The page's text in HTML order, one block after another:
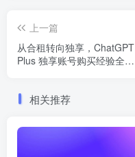
上一篇
从合租转向独享，ChatGPT
Plus 独享账号购买经验全记
相关推荐